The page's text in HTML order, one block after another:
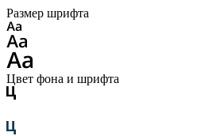
Размер шрифта
Цвет фона и шрифта